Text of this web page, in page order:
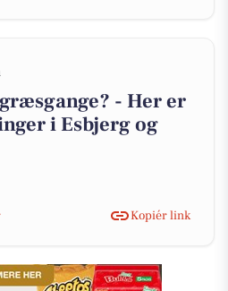
- Her er
i Esbjerg og
Kopiér link